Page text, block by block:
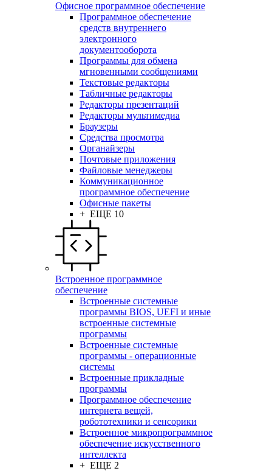
Офисное программное обеспечение
Программное обеспечение
средств внутреннего
электронного
документооборота
Программы для обмена
мгновенными сообщениями
Текстовые редакторы
Табличные редакторы
Редакторы презентаций
Редакторы мультимедиа
Браузеры
Средства просмотра
Органайзеры
Почтовые приложения
Файловые менеджеры
Коммуникационное
программное обеспечение
Офисные пакеты
+ ЕЩЕ 10
Встроенное программное
обеспечение
Встроенные системные
программы BIOS, UEFI и иные
встроенные системные
программы
Встроенные системные
программы - операционные
системы
Встроенные прикладные
программы
Программное обеспечение
интернета вещей,
робототехники и сенсорики
Встроенное микропрограммное
обеспечение искусственного
интеллекта
+ ЕЩЕ 2